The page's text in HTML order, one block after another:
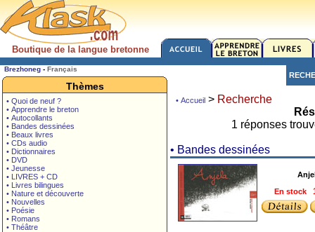
Boutique de la langue bretonne
Brezhoneg - Français
Thèmes
• Quoi de neuf ?
• Apprendre le breton
• Autocollants
• Bandes dessinées
• Beaux livres
• CDs audio
• Dictionnaires
• DVD
• Jeunesse
• LIVRES + CD
• Livres bilingues
• Nature et découverte
• Nouvelles
• Poésie
• Romans
• Théâtre
• Accueil > Recherche
1 réponses
• Bandes dessinées
En stock